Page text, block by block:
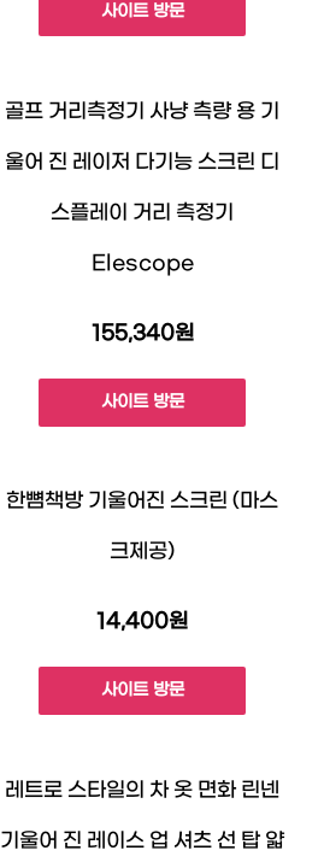
사이트 방문
골프 거리측정기 사냥 측량 용 기
울어 진 레이저 다기능 스크린 디
스플레이 거리 측정기
Elescope
155,340원
사이트 방문
한뼘책방 기울어진 스크린 (마스
크제공)
14,400원
사이트 방문
레트로 스타일의 차 옷 면화 린넨
기울어 진 레이스 업 셔츠 선 탑 얇